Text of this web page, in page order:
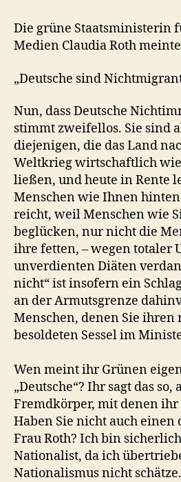
Die grüne Staatsministerin
Medien Claudia Roth meinte
„Deutsche sind
Nun, dass Deutsche
stimmt zweifellos. Sie sind
diejenigen, die das Land
Weltkrieg wirtschaftlich
ließen, und heute in Rente
Menschen wie Ihnen
reicht, weil Menschen wie
beglücken, nur nicht die
ihre fetten, – wegen totaler
unverdienten Diäten
nicht“ ist insofern ein
an der Armutsgrenze
Menschen, denen Sie ihren
besoldeten Sessel im
Wen meint ihr Grünen
„Deutsche“? Ihr sagt das so,
Fremdkörper, mit denen ihr
Haben Sie nicht auch einen
Frau Roth? Ich bin
Nationalist, da ich
Nationalismus nicht